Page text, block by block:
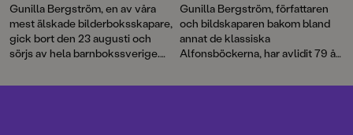
Gunilla Bergström, en av våra
mest älskade bilderboksskapare,
gick bort den 23 augusti och
sörjs av hela barnbokssverige.
och reaktioner på hennes
Gunilla Bergström, författaren
och bildskaparen bakom bland
annat de klassiska
Alfonsböckerna, har avlidit 79 år